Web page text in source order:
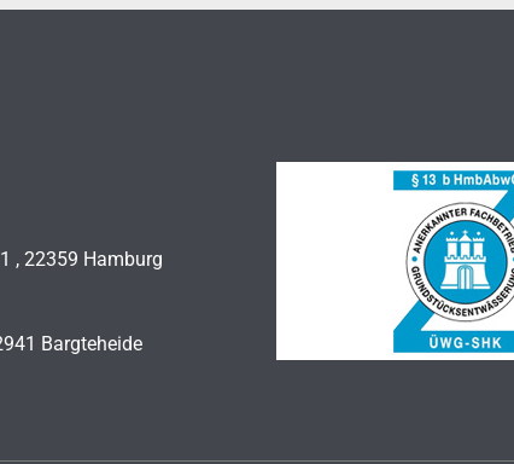
, 22359 Hamburg
Bargteheide